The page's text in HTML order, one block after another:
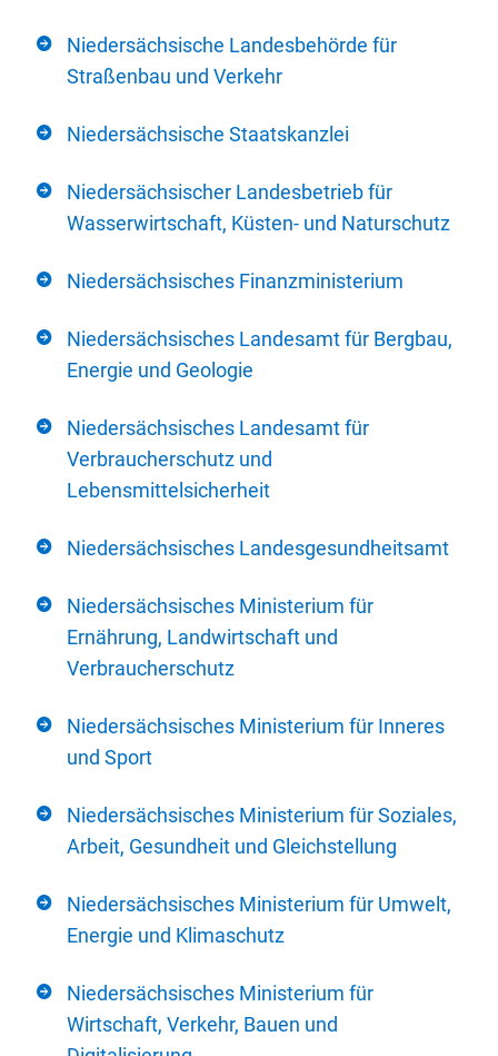
Niedersächsische Landesbehörde für
Straßenbau und Verkehr
Niedersächsische Staatskanzlei
Niedersächsischer Landesbetrieb für
Wasserwirtschaft, Küsten- und Naturschutz
Niedersächsisches Finanzministerium
Niedersächsisches Landesamt für Bergbau,
Energie und Geologie
Niedersächsisches Landesamt für
Verbraucherschutz und
Lebensmittelsicherheit
Niedersächsisches Landesgesundheitsamt
Niedersächsisches Ministerium für
Ernährung, Landwirtschaft und
Verbraucherschutz
Niedersächsisches Ministerium für Inneres
und Sport
Niedersächsisches Ministerium für Soziales,
Arbeit, Gesundheit und Gleichstellung
Niedersächsisches Ministerium für Umwelt,
Energie und Klimaschutz
Niedersächsisches Ministerium für
Wirtschaft, Verkehr, Bauen und